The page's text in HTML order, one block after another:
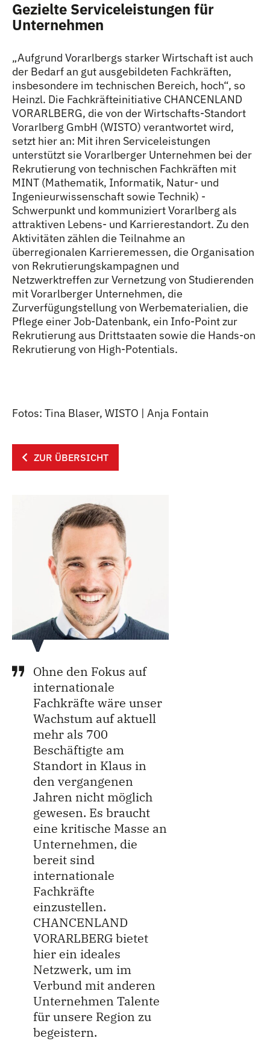
Gezielte Serviceleistungen für
Unternehmen
„Aufgrund Vorarlbergs starker Wirtschaft ist auch
der Bedarf an gut ausgebildeten Fachkräften,
insbesondere im technischen Bereich, hoch“, so
Heinzl. Die Fachkräfteinitiative CHANCENLAND
VORARLBERG, die von der Wirtschafts-Standort
Vorarlberg GmbH (WISTO) verantwortet wird,
setzt hier an: Mit ihren Serviceleistungen
unterstützt sie Vorarlberger Unternehmen bei der
Rekrutierung von technischen Fachkräften mit
MINT (Mathematik, Informatik, Natur- und
Ingenieurwissenschaft sowie Technik) -
Schwerpunkt und kommuniziert Vorarlberg als
attraktiven Lebens- und Karrierestandort. Zu den
Aktivitäten zählen die Teilnahme an
überregionalen Karrieremessen, die Organisation
von Rekrutierungskampagnen und
Netzwerktreffen zur Vernetzung von Studierenden
mit Vorarlberger Unternehmen, die
Zurverfügungstellung von Werbematerialien, die
Pflege einer Job-Datenbank, ein Info-Point zur
Rekrutierung aus Drittstaaten sowie die Hands-on
Rekrutierung von High-Potentials.
Fotos: Tina Blaser, WISTO | Anja Fontain
ZUR ÜBERSICHT
Ohne den Fokus auf
internationale
Fachkräfte wäre unser
Wachstum auf aktuell
mehr als 700
Beschäftigte am
Standort in Klaus in
den vergangenen
Jahren nicht möglich
gewesen. Es braucht
eine kritische Masse an
Unternehmen, die
bereit sind
internationale
Fachkräfte
einzustellen.
CHANCENLAND
VORARLBERG bietet
hier ein ideales
Netzwerk, um im
Verbund mit anderen
Unternehmen Talente
für unsere Region zu
begeistern.